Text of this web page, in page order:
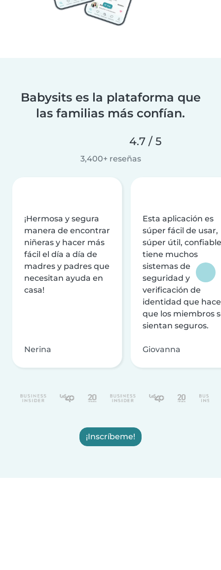
Babysits es la plataforma que
las familias más confían.
4.7 / 5
3,400+ reseñas
¡Hermosa y segura
manera de encontrar
niñeras y hacer más
fácil el día a día de
madres y padres que
necesitan ayuda en
casa!
Nerina
Esta aplicación es
súper fácil de usar,
súper útil,
tiene muchos
sistemas de
seguridad y
verificación de
identidad que
que los miembros
sientan seguros.
Giovanna
¡Inscríbeme!